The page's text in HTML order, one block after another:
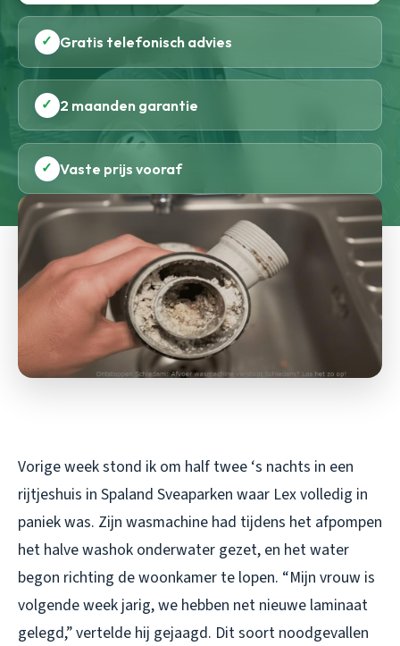
✓ Gratis telefonisch advies
✓ 2 maanden garantie
✓ Vaste prijs vooraf
Vorige week stond ik om half twee ‘s nachts in een
rijtjeshuis in Spaland Sveaparken waar Lex volledig in
paniek was. Zijn wasmachine had tijdens het afpompen
het halve washok onderwater gezet, en het water
begon richting de woonkamer te lopen. “Mijn vrouw is
volgende week jarig, we hebben net nieuwe laminaat
gelegd,” vertelde hij gejaagd. Dit soort noodgevallen